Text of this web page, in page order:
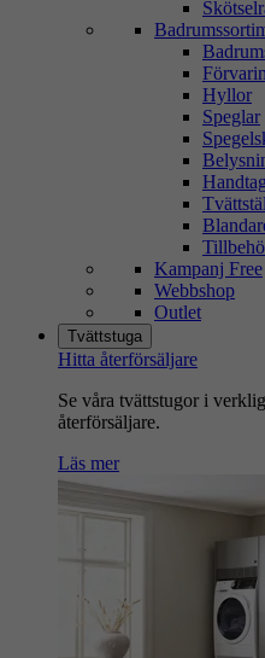
Hyllor
Speglar
Kampanj Free
Webbshop
Outlet
Tvättstuga
Hitta återförsäljare
Se våra tvättstugor i
återförsäljare.
Läs mer